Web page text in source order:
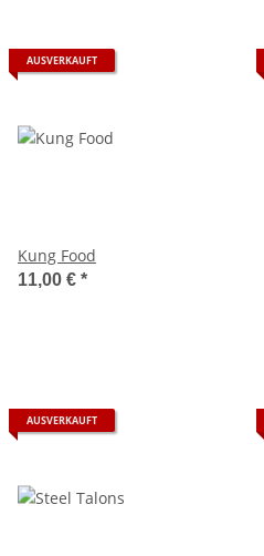
AUSVERKAUFT
Kung Food
11,00 € *
AUSVERKAUFT